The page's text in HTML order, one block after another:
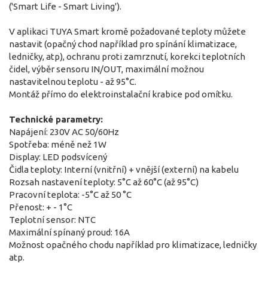
('Smart Life - Smart Living').
V aplikaci TUYA Smart kromě požadované teploty můžete
nastavit (opačný chod například pro spínání klimatizace,
ledničky, atp), ochranu proti zamrznutí, korekci teplotních
čidel, výběr sensoru IN/OUT, maximální možnou
nastavitelnou teplotu - až 95°C.
Montáž přímo do elektroinstalační krabice pod omítku.
Technické parametry:
Napájení: 230V AC 50/60Hz
Spotřeba: méně než 1W
Display: LED podsvícený
Čidla teploty: Interní (vnitřní) + vnější (externí) na kabelu
Rozsah nastavení teploty: 5°C až 60°C (až 95°C)
Pracovní teplota: -5°C až 50 °C
Přenost: + - 1°C
Teplotní sensor: NTC
Maximální spínaný proud: 16A
Možnost opačného chodu například pro klimatizace, ledničky
atp.